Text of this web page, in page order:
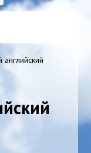
английский